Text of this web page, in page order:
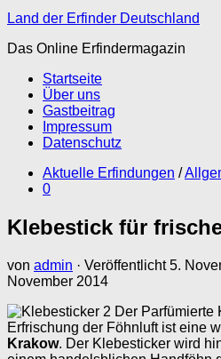
Land der Erfinder Deutschland
Das Online Erfindermagazin
Startseite
Über uns
Gastbeitrag
Impressum
Datenschutz
Aktuelle Erfindungen /
0
Klebestick für
von admin · Veröffentlicht5.
November 2014
Der Parfümierte
Erfrischung der Föhnluft ist eine
Krakow. Der Klebesticker wird